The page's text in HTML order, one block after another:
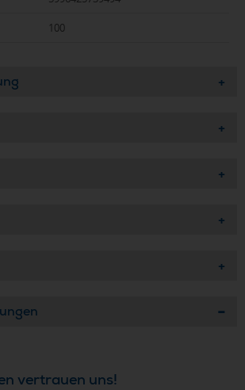
100
vertrauen uns!